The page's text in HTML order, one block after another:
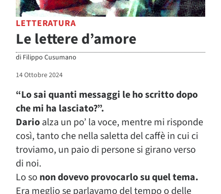
LETTERATURA
Le lettere d’amore
di Filippo Cusumano
14 Ottobre 2024
“Lo sai quanti messaggi le ho scritto dopo
che mi ha lasciato?”.
Darioalza un po’ la voce, mentre mi risponde
così, tanto che nella saletta del caffè in cui ci
troviamo, un paio di persone si girano verso
di noi.
Lo so non dovevo provocarlo su quel tema.
Era meglio se parlavamo del tempo o delle